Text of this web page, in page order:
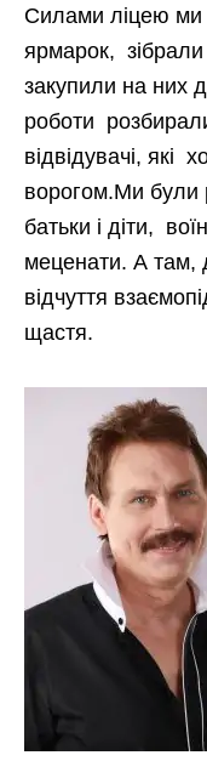
Силами ліцею ми
ярмарок, зібрали
закупили на них
роботи
відвідувачі, які
ворогом.Ми були
батьки і діти,
меценати. А там,
відчуття
щастя.